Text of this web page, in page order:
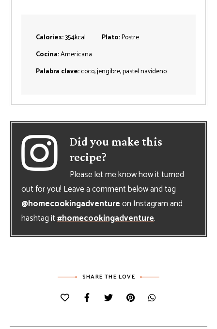
Calories:354kcal Plato:Postre
Cocina:Americana
Palabra clave:coco, jengibre, pastel navideno
Did you make this
recipe?
Please let me know how it turned
out for you! Leave a comment below and tag
@homecookingadventureon Instagram and
hashtag it#homecookingadventure.
SHARE THE LOVE